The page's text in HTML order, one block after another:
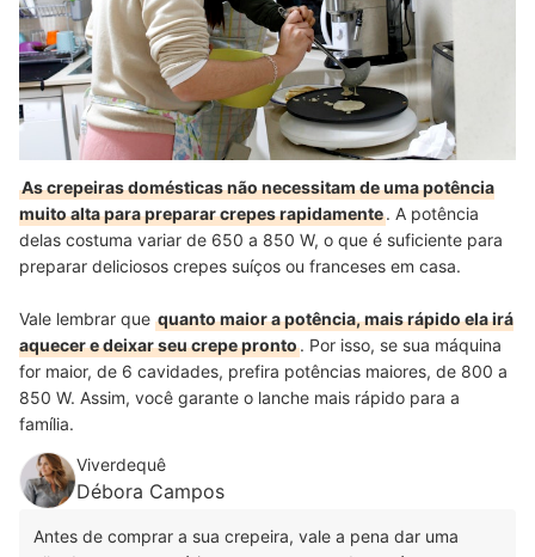
As crepeiras domésticas não necessitam de uma potência
muito alta para preparar crepes rapidamente. A potência
delas costuma variar de 650 a 850 W, o que é suficiente para
preparar deliciosos crepes suíços ou franceses em casa.
Vale lembrar que quanto maior a potência, mais rápido ela irá
aquecer e deixar seu crepe pronto. Por isso, se sua máquina
for maior, de 6 cavidades, prefira potências maiores, de 800 a
850 W. Assim, você garante o lanche mais rápido para a
família.
Viverdequê
Débora Campos
Antes de comprar a sua crepeira, vale a pena dar uma